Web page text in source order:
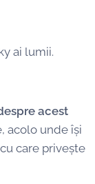
ai lumii.
acest
acolo unde își
care privește